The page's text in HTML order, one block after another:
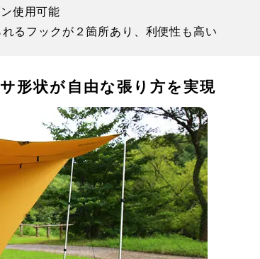
使用可能
るフックが２箇所あり、利便性も高い
形状が自由な張り方を実現